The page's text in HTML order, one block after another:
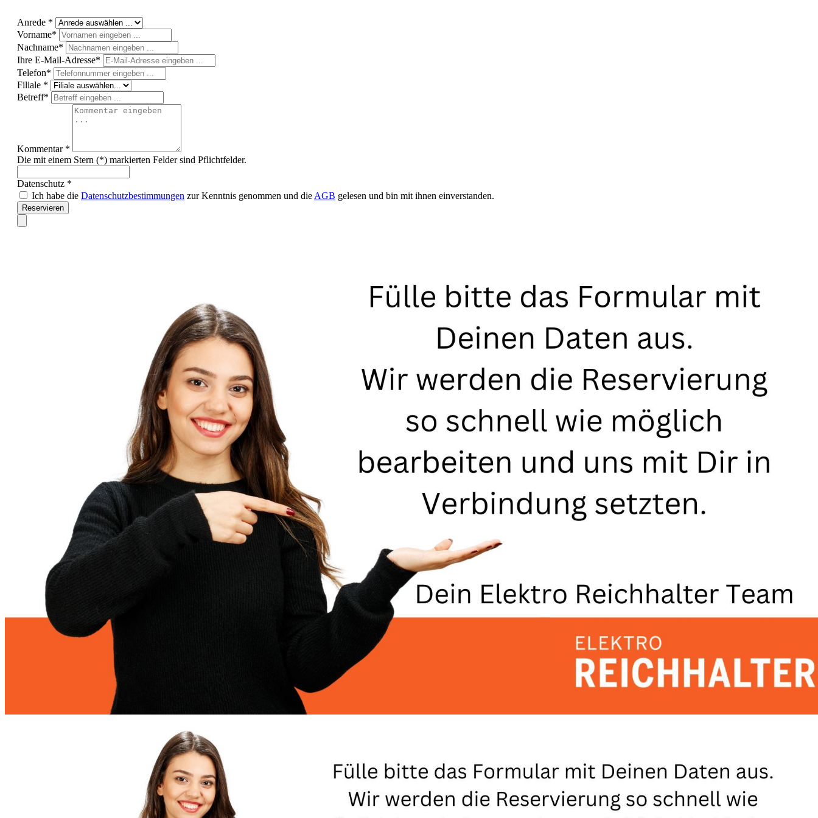
Anrede *
Vorname*
Nachname*
Ihre E-Mail-Adresse*
Telefon*
Filiale *
Betreff*
Kommentar *
Die mit einem Stern (*) markierten Felder sind Pflichtfelder.
Datenschutz *
Ich habe die Datenschutzbestimmungen zur Kenntnis genommen und die AGB gelesen und bin mit ihnen einverstanden.
Reservieren